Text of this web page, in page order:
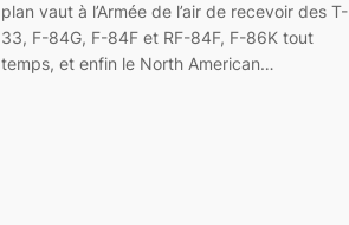
plan vaut à l’Armée de l’air de recevoir des T-
33, F-84G, F-84F et RF-84F, F-86K tout
temps, et enfin le North American…